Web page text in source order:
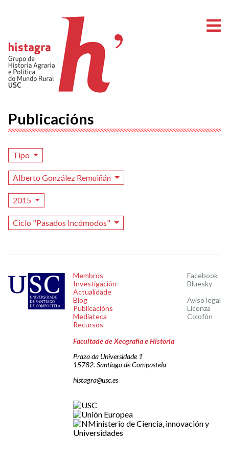
Publicacións
Tipo
Alberto González Remuiñán
2015
Ciclo "Pasados Incómodos"
Membros
Investigación
Actualidade
Blog
Publicacións
Mediateca
Recursos
Facebook
Bluesky
Aviso legal
Licenza
Colofón
Facultade de Xeografía e Historia
Praza da Universidade 1
15782. Santiago de Compostela
histagra@usc.es